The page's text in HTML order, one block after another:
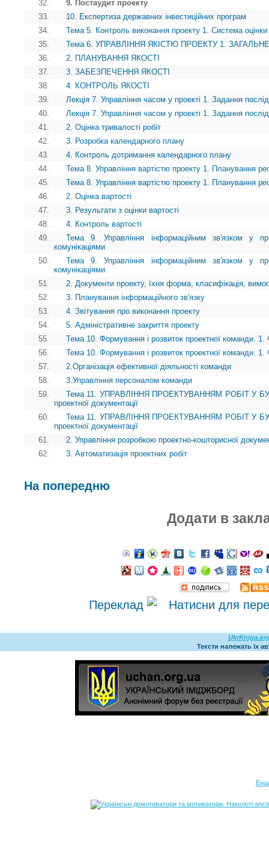
32.
9. Постаудит проекту
33.
10. Експертиза державних інвестиційних програм
34.
Тема 5. Контроль виконання проекту 1. Система оцінки
35.
Тема 6. УПРАВЛІННЯ ЯКІСТЮ ПРОЕКТУ 1.
36.
2. ПЛАНУВАННЯ ЯКОСТІ
37.
3. ЗАБЕЗПЕЧЕННЯ ЯКОСТІ
38.
4. КОНТРОЛЬ ЯКОСТІ
39.
Лекція 7. Управління часом у проекті 1. Задання
40.
Лекція 7. Управління часом у проекті 1. Задання
41.
2. Оцінка тривалості робіт
42.
3. Розробка календарного плану
43.
4. Контроль дотримання календарного плану
44.
Тема 8. Управління вартістю проекту 1. Планування
45.
Тема 8. Управління вартістю проекту 1. Планування
46.
2. Оцінка вартості
47.
3. Результати з оцінки вартості
48.
4. Контроль вартості
49.
Тема 9. Управління інформаційним зв'язком у
комунікаціями
50.
Тема 9. Управління інформаційним зв'язком у
комунікаціями
51.
2. Документи проекту, їхня форма, класифікація,
52.
3. Планування інформаційного зв'язку
53.
4. Звітування про виконання проекту
54.
5. Адміністративне закриття проекту
55.
Тема 10. Формування і розвиток проектної команди.
56.
Тема 10. Формування і розвиток проектної команди.
57.
2.Організація ефективної діяльності команди
58.
3.Управління персоналом команди
59.
Тема 11. УПРАВЛІННЯ ПРОЕКТУВАННЯМ РОБІТ У
проектної документації
60.
Тема 11. УПРАВЛІННЯ ПРОЕКТУВАННЯМ РОБІТ У
проектної документації
61.
2. Управління розробкою проектно-кошторисної
62.
3. Автоматизація проектних робіт
На попередню
Додати в
Переклад
Тексти належать їх